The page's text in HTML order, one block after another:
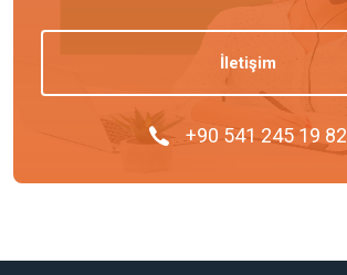
İletişim
+90 541 245 19 82